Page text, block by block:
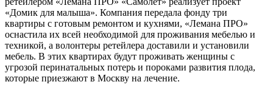
«Домик для малыша». Компания передала фонду три
квартиры с готовым ремонтом и кухнями, «Лемана ПРО»
оснастила их всей необходимой для проживания мебелью и
техникой, а волонтеры ретейлера доставили и установили
мебель. В этих квартирах будут проживать женщины с
угрозой перинатальных потерь и пороками развития плода,
которые приезжают в Москву на лечение.